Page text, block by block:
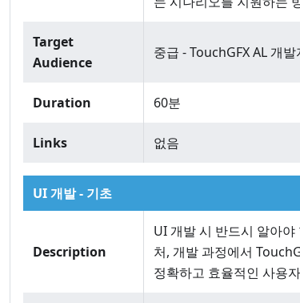
Target
Audience
중급 - TouchGFX AL 개발
Duration 60분
Links 없음
UI 개발 - 기초
Description
UI 개발 시 반드시 알아
처, 개발 과정에서
정확하고 효율적인 사용